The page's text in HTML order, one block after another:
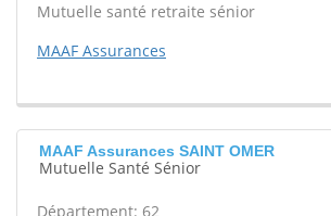
Mutuelle santé retraite sénior
MAAF Assurances
MAAF Assurances SAINT OMER
Mutuelle Santé Sénior
Département: 62